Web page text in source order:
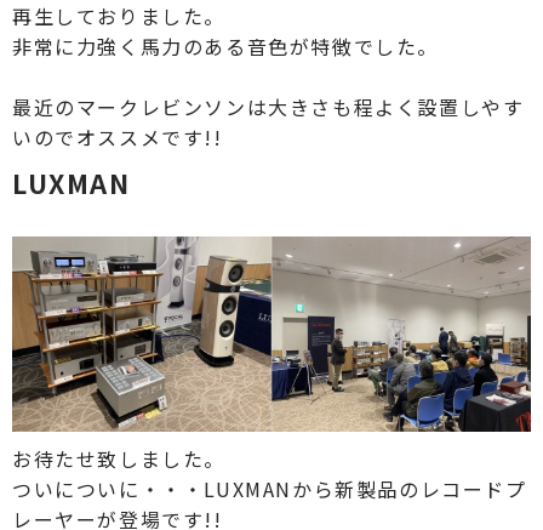
再生しておりました。
非常に力強く馬力のある音色が特徴でした。
最近のマークレビンソンは大きさも程よく設置しやす
いのでオススメです!!
LUXMAN
お待たせ致しました。
ついについに・・・LUXMANから新製品のレコードプ
レーヤーが登場です!!